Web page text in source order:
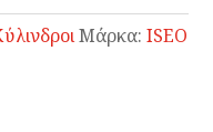
Μάρκα:ISEO